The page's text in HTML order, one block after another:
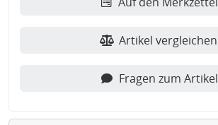
Artikel vergleichen
Fragen zum Artikel